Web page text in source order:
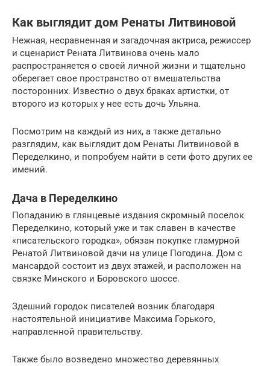
Как выглядит дом Ренаты Литвиновой
Нежная, несравненная и загадочная актриса, режиссер
и сценарист Рената Литвинова очень мало
распространяется о своей личной жизни и тщательно
оберегает свое пространство от вмешательства
посторонних. Известно о двух браках артистки, от
второго из которых у нее есть дочь Ульяна.
Посмотрим на каждый из них, а также детально
разглядим, как выглядит дом Ренаты Литвиновой в
Переделкино, и попробуем найти в сети фото других ее
имений.
Дача в Переделкино
Попаданию в глянцевые издания скромный поселок
Переделкино, который уже и так славен в качестве
«писательского городка», обязан покупке гламурной
Ренатой Литвиновой дачи на улице Погодина. Дом с
мансардой состоит из двух этажей, и расположен на
связке Минского и Боровского шоссе.
Здешний городок писателей возник благодаря
настоятельной инициативе Максима Горького,
направленной правительству.
Также было возведено множество деревянных